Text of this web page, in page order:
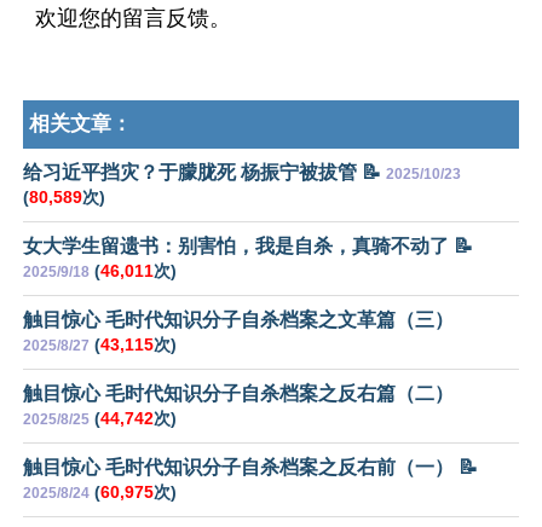
欢迎您的留言反馈。
相关文章：
给习近平挡灾？于朦胧死 杨振宁被拔管 📝 2025/10/23
(80,589次)
女大学生留遗书：别害怕，我是自杀，真骑不动了 📝
2025/9/18 (46,011次)
触目惊心 毛时代知识分子自杀档案之文革篇（三）
2025/8/27 (43,115次)
触目惊心 毛时代知识分子自杀档案之反右篇（二）
2025/8/25 (44,742次)
触目惊心 毛时代知识分子自杀档案之反右前（一） 📝
2025/8/24 (60,975次)